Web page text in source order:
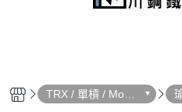
槓片／啞鈴／壺鈴
TRX / 單槓 / Monk
ey Bar